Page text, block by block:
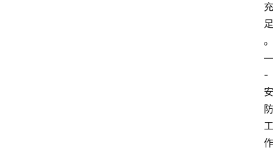
充
足
。
—
-
安
防
工
作